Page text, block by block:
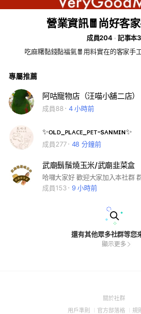
營業資訊🧧尚好客
成員204
記事本3
吃麻糬黏錢黏福氣🧧用料實在的客家手
專屬推薦
阿咕寵物店（汪喵小舖二店）
成員88 4 小時前
✨ᴏʟᴅ_ᴘʟᴀᴄᴇ_ᴘᴇᴛ-sᴀɴᴍɪɴ✨
成員277 48 分鐘前
武廟鬍鬚燒玉米/武廟韭菜盒
成員153
9 小時前
還有其他眾多社群等您
顯示更多
關於社群(Open
用戶準則 (Open
官方部落格 規